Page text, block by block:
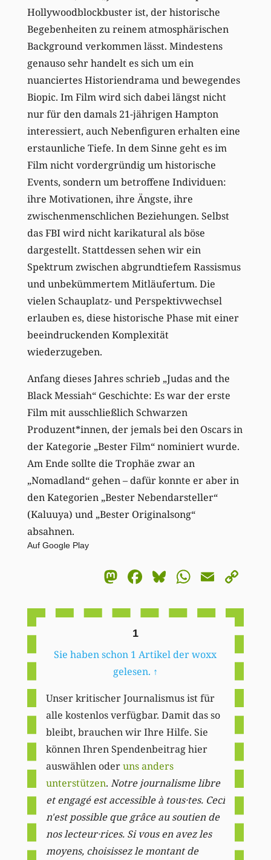
Hollywoodblockbuster ist, der historische
Begebenheiten zu reinem atmosphärischen
Background verkommen lässt. Mindestens
genauso sehr handelt es sich um ein
nuanciertes Historiendrama und bewegendes
Biopic. Im Film wird sich dabei längst nicht
nur für den damals 21-jährigen Hampton
interessiert, auch Nebenfiguren erhalten eine
erstaunliche Tiefe. In dem Sinne geht es im
Film nicht vordergründig um historische
Events, sondern um betroffene Individuen:
ihre Motivationen, ihre Ängste, ihre
zwischenmenschlichen Beziehungen. Selbst
das FBI wird nicht karikatural als böse
dargestellt. Stattdessen sehen wir ein
Spektrum zwischen abgrundtiefem Rassismus
und unbekümmertem Mitläufertum. Die
vielen Schauplatz- und Perspektivwechsel
erlauben es, diese historische Phase mit einer
beeindruckenden Komplexität
wiederzugeben.
Anfang dieses Jahres schrieb „Judas and the
Black Messiah“ Geschichte: Es war der erste
Film mit ausschließlich Schwarzen
Produzent*innen, der jemals bei den Oscars in
der Kategorie „Bester Film“ nominiert wurde.
Am Ende sollte die Trophäe zwar an
„Nomadland“ gehen – dafür konnte er aber in
den Kategorien „Bester Nebendarsteller“
(Kaluuya) und „Bester Originalsong“
absahnen.
Auf Google Play
Mastodon
Facebook
BlueskyEmail
1
Sie haben schon 1 Artikel der woxx
gelesen. ↑
Unser kritischer Journalismus ist für
alle kostenlos verfügbar. Damit das so
bleibt, brauchen wir Ihre Hilfe. Sie
können Ihren Spendenbeitrag hier
auswählen oderuns anders
unterstützen. Notre journalisme libre
et engagé est accessible à tous·tes. Ceci
n'est possible que grâce au soutien de
nos lecteur·rices. Si vous en avez les
moyens, choisissez le montant de